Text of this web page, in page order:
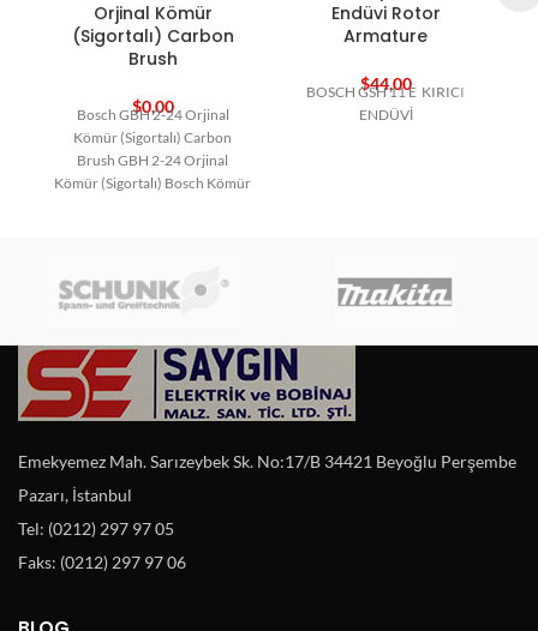
Orjinal Kömür
(Sigortalı) Carbon
Brush
$0,00
Bosch GBH 2-24 Orjinal
Kömür (Sigortalı) Carbon
Brush GBH 2-24 Orjinal
Kömür (Sigortalı) Bosch Kömür
Endüvi Rotor
Armature
$44,00
BOSCH GSH 11 E KIRICI
ENDÜVİ
Emekyemez Mah. Sarızeybek Sk. No:17/B 34421 Beyoğlu Perşembe
Pazarı, İstanbul
Tel: (0212) 297 97 05
Faks: (0212) 297 97 06